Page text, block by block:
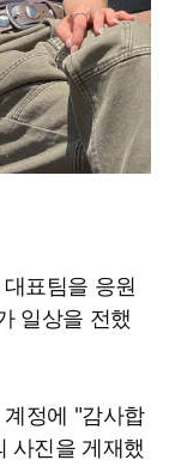
표팀을 응원
일상을 전했
정에 "감사합
사진을 게재했